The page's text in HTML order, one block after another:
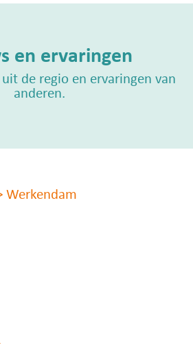
en ervaringen
de regio en ervaringen van
anderen.
Werkendam